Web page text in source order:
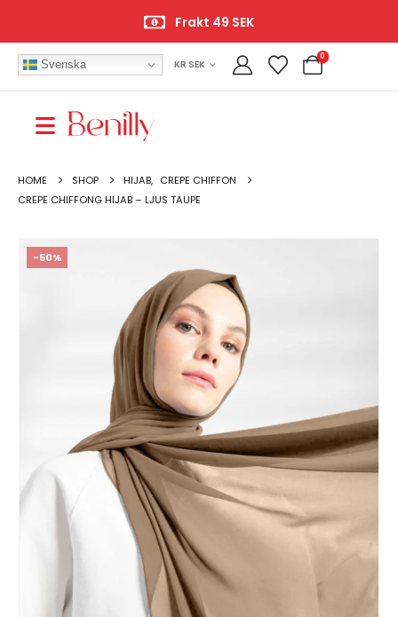
Frakt 49 SEK
Svenska KR SEK
0
HOME SHOP HIJAB, CREPE CHIFFON
CREPE CHIFFONG HIJAB – LJUS TAUPE
-50%